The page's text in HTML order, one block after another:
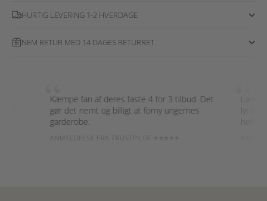
HURTIG LEVERING 1-2 HVERDAGE
NEM RETUR MED 14 DAGES RETURRET
Kæmpe fan af deres faste 4 for 3 tilbud. Det
gør det nemt og billigt at forny ungernes
garderobe.
ANMELDELSE FRA TRUSTPILOT ⭐⭐⭐⭐⭐
Lækre
helt